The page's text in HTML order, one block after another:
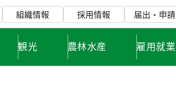
組織情報 採用情報 届出・申請
観光 農林水産 雇用就業